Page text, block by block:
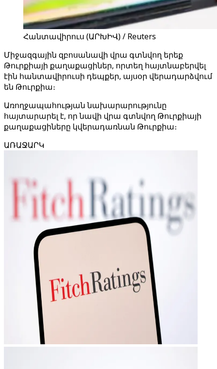
Հանտավիրուս (ԱՐԽԻՎ) / Reuters
Միջազգային զբոսանավի վրա գտնվող երեք
Թուրքիայի քաղաքացիներ, որտեղ հայտնաբերվել
էին հանտավիրուսի դեպքեր, այսօր վերադարձվում
են Թուրքիա։
Առողջապահության նախարարությունը
հայտարարել է, որ նավի վրա գտնվող Թուրքիայի
քաղաքացիները կվերադառնան Թուրքիա։
ԱՌԱՋԱՐԿ